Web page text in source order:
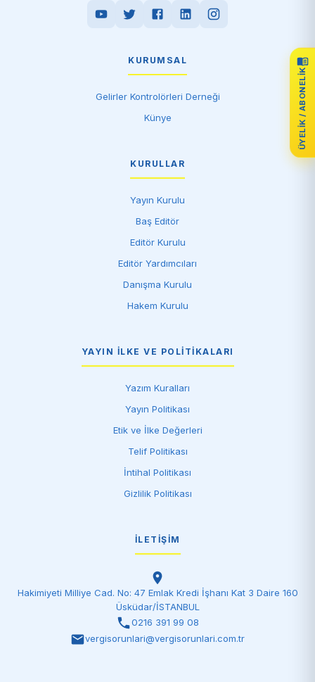
ÜYELIK / ABONELIK
KURUMSAL
Gelirler Kontrolörleri Derneği
Künye
KURULLAR
Yayın Kurulu
Baş Editör
Editör Kurulu
Editör Yardımcıları
Danışma Kurulu
Hakem Kurulu
YAYIN İLKE VE POLITIKALARI
Yazım Kuralları
Yayın Politikası
Etik ve İlke Değerleri
Telif Politikası
İntihal Politikası
Gizlilik Politikası
İLETIŞIM
Hakimiyeti Milliye Cad. No: 47 Emlak Kredi İşhanı Kat 3 Daire 160
Üsküdar/İSTANBUL
0216 391 99 08
vergisorunlari@vergisorunlari.com.tr